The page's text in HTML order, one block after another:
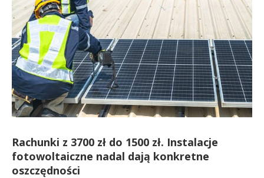
Rachunki z 3700 zł do 1500 zł. Instalacje
fotowoltaiczne nadal dają konkretne
oszczędności